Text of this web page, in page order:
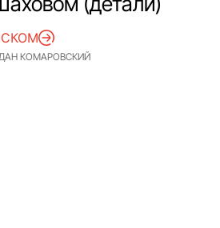
Репортаж
Проекты
КОМАРОВСКИЙ